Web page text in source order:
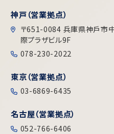
神戸（営業拠点）
〒651-0084 兵庫県神戶市
際プラザビル9F
078-230-2022
東京（営業拠点）
03-6869-6435
名古屋（営業拠点）
052-766-6406